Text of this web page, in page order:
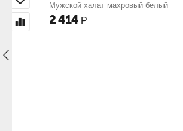
Мужской халат махровый белый
2 414 Р